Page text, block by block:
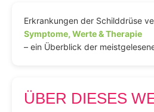
Erkrankungen der Schilddrüse
Symptome, Werte & Therapie
– ein Überblick der
ÜBER DIESES